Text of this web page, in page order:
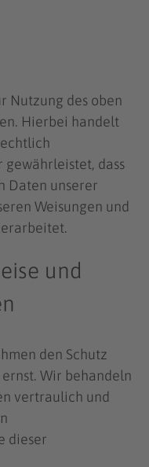
Nutzung des oben
Hierbei handelt
gewährleistet, dass
Daten unserer
Weisungen und
und
den Schutz
Wir behandeln
vertraulich und
dieser